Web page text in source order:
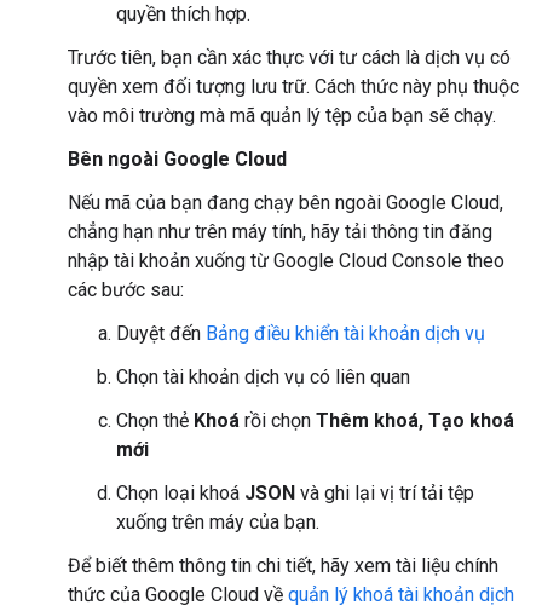
quyền thích hợp.
Trước tiên, bạn cần xác thực với tư cách là dịch vụ có
quyền xem đối tượng lưu trữ. Cách thức này phụ thuộc
vào môi trường mà mã quản lý tệp của bạn sẽ chạy.
Bên ngoài Google Cloud
Nếu mã của bạn đang chạy bên ngoài Google Cloud,
chẳng hạn như trên máy tính, hãy tải thông tin đăng
nhập tài khoản xuống từ Google Cloud Console theo
các bước sau:
Duyệt đến Bảng điều khiển tài khoản dịch vụ
Chọn tài khoản dịch vụ có liên quan
Chọn thẻ Khoá rồi chọn Thêm khoá, Tạo khoá
mới
Chọn loại khoá JSON và ghi lại vị trí tải tệp
xuống trên máy của bạn.
Để biết thêm thông tin chi tiết, hãy xem tài liệu chính
thức của Google Cloud về quản lý khoá tài khoản dịch